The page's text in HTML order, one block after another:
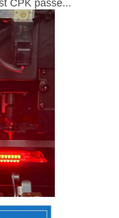
CPK passé...